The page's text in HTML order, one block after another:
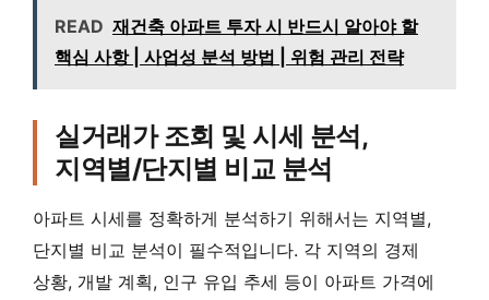
READ 재건축 아파트 투자 시 반드시 알아야 할
핵심 사항 | 사업성 분석 방법 | 위험 관리 전략
실거래가 조회 및 시세 분석,
지역별/단지별 비교 분석
아파트 시세를 정확하게 분석하기 위해서는 지역별,
단지별 비교 분석이 필수적입니다. 각 지역의 경제
상황, 개발 계획, 인구 유입 추세 등이 아파트 가격에